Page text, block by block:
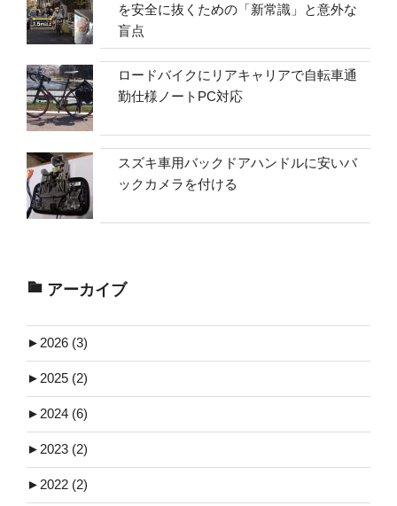
を安全に抜くための「新常識」と意外な
盲点
ロードバイクにリアキャリアで自転車通
勤仕様ノートPC対応
スズキ車用バックドアハンドルに安いバ
ックカメラを付ける
アーカイブ
► 2026 (3)
► 2025 (2)
► 2024 (6)
► 2023 (2)
► 2022 (2)